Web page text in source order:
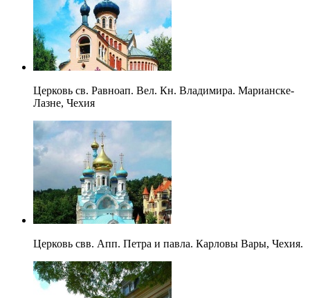
Церковь св. Равноап. Вел. Кн. Владимира. Марианске-
Лазне, Чехия
Церковь свв. Апп. Петра и павла. Карловы Вары, Чехия.